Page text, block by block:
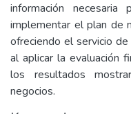
información
implementar el plan de
ofreciendo el servicio
al aplicar la evaluación
los resultados
negocios.